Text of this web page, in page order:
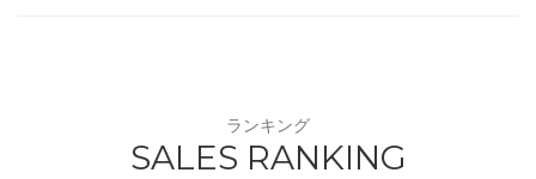
ランキング
SALES RANKING